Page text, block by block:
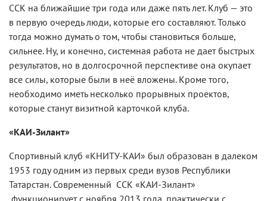
ССК на ближайшие три года или даже пять лет. Клуб — это
в первую очередь люди, которые его составляют. Только
тогда можно думать о том, чтобы становиться больше,
сильнее. Ну, и конечно, системная работа не дает быстрых
результатов, но в долгосрочной перспективе она окупает
все силы, которые были в неё вложены. Кроме того,
необходимо иметь несколько прорывных проектов,
которые станут визитной карточкой клуба.
«КАИ-Зилант»
Спортивный клуб «КНИТУ-КАИ» был образован в далеком
1953 году одним из первых среди вузов Республики
Татарстан. Современный ССК «КАИ-Зилант»
функционирует с ноября 2013 года, практически с